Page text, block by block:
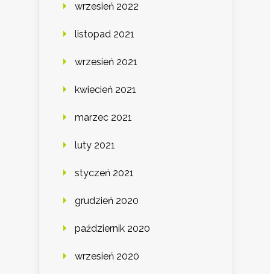
wrzesień 2022
listopad 2021
wrzesień 2021
kwiecień 2021
marzec 2021
luty 2021
styczeń 2021
grudzień 2020
październik 2020
wrzesień 2020